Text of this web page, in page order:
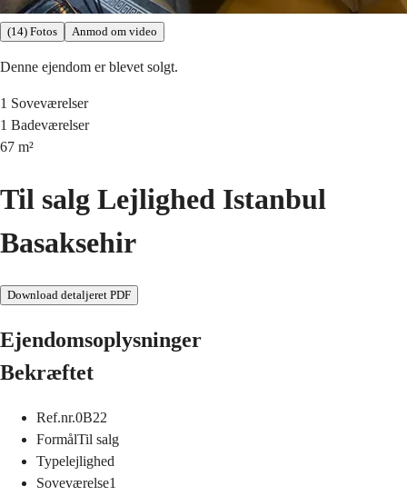
(14) Fotos Anmod om video
Denne ejendom er blevet solgt.
1 Soveværelser
1 Badeværelser
67 m²
Til salg Lejlighed Istanbul
Basaksehir
Download detaljeret PDF
Ejendomsoplysninger
Bekræftet
Ref.nr.0B22
FormålTil salg
Typelejlighed
Soveværelse1